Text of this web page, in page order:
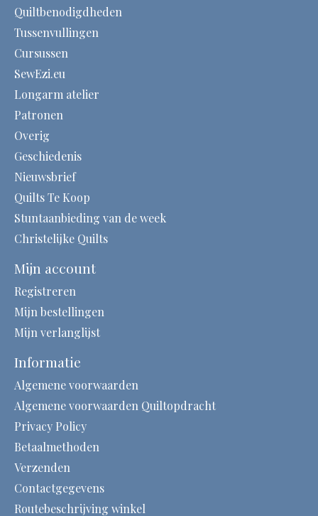
Quiltbenodigdheden
Tussenvullingen
Cursussen
SewEzi.eu
Longarm atelier
Patronen
Overig
Geschiedenis
Nieuwsbrief
Quilts Te Koop
Stuntaanbieding van de week
Christelijke Quilts
Mijn account
Registreren
Mijn bestellingen
Mijn verlanglijst
Informatie
Algemene voorwaarden
Algemene voorwaarden Quiltopdracht
Privacy Policy
Betaalmethoden
Verzenden
Contactgegevens
Routebeschrijving winkel